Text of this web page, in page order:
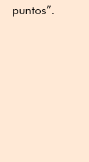
puntos”.